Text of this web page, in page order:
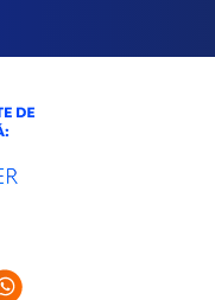
Media
Social Media
Whatsapp Social